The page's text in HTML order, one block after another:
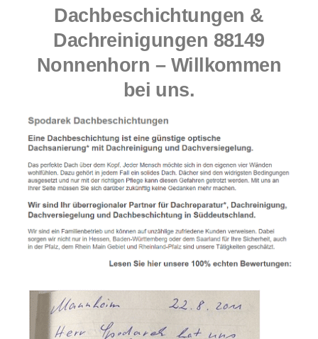
Dachbeschichtungen &
Dachreinigungen 88149
Nonnenhorn – Willkommen
bei uns.